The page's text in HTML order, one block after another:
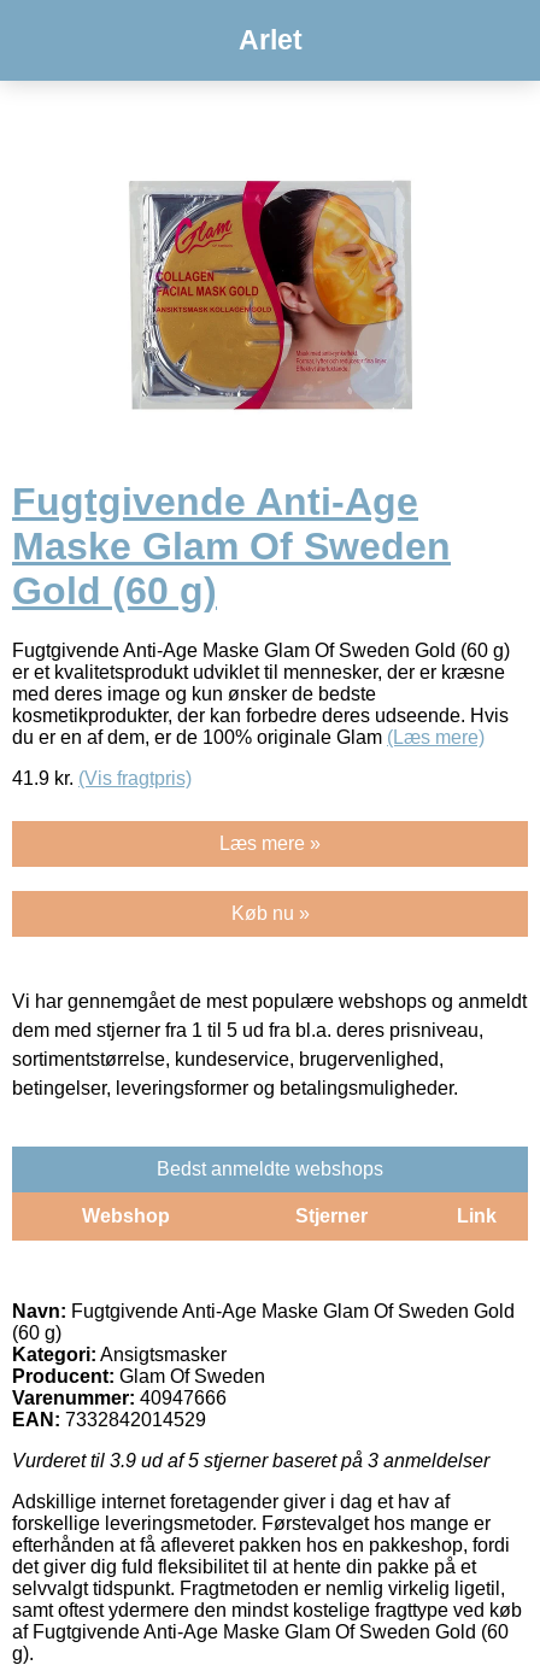
Arlet
Fugtgivende Anti-Age
Maske Glam Of Sweden
Gold (60 g)
Fugtgivende Anti-Age Maske Glam Of Sweden Gold (60 g)
er et kvalitetsprodukt udviklet til mennesker, der er kræsne
med deres image og kun ønsker de bedste
kosmetikprodukter, der kan forbedre deres udseende. Hvis
du er en af dem, er de 100% originale Glam (Læs mere)
41.9 kr. (Vis fragtpris)
Læs mere »
Køb nu »
Vi har gennemgået de mest populære webshops og anmeldt
dem med stjerner fra 1 til 5 ud fra bl.a. deres prisniveau,
sortimentstørrelse, kundeservice, brugervenlighed,
betingelser, leveringsformer og betalingsmuligheder.
Bedst anmeldte webshops
Webshop Stjerner Link
Navn: Fugtgivende Anti-Age Maske Glam Of Sweden Gold
(60 g)
Kategori: Ansigtsmasker
Producent: Glam Of Sweden
Varenummer: 40947666
EAN: 7332842014529
Vurderet til 3.9 ud af 5 stjerner baseret på 3 anmeldelser
Adskillige internet foretagender giver i dag et hav af
forskellige leveringsmetoder. Førstevalget hos mange er
efterhånden at få afleveret pakken hos en pakkeshop, fordi
det giver dig fuld fleksibilitet til at hente din pakke på et
selvvalgt tidspunkt. Fragtmetoden er nemlig virkelig ligetil,
samt oftest ydermere den mindst kostelige fragttype ved køb
af Fugtgivende Anti-Age Maske Glam Of Sweden Gold (60
g).